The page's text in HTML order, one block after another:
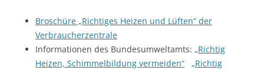
Broschüre „Richtiges Heizen und Lüften“ der
Verbraucherzentrale
Informationen des Bundesumweltamts: „Richtig
Heizen, Schimmelbildung vermeiden“
„Richtig